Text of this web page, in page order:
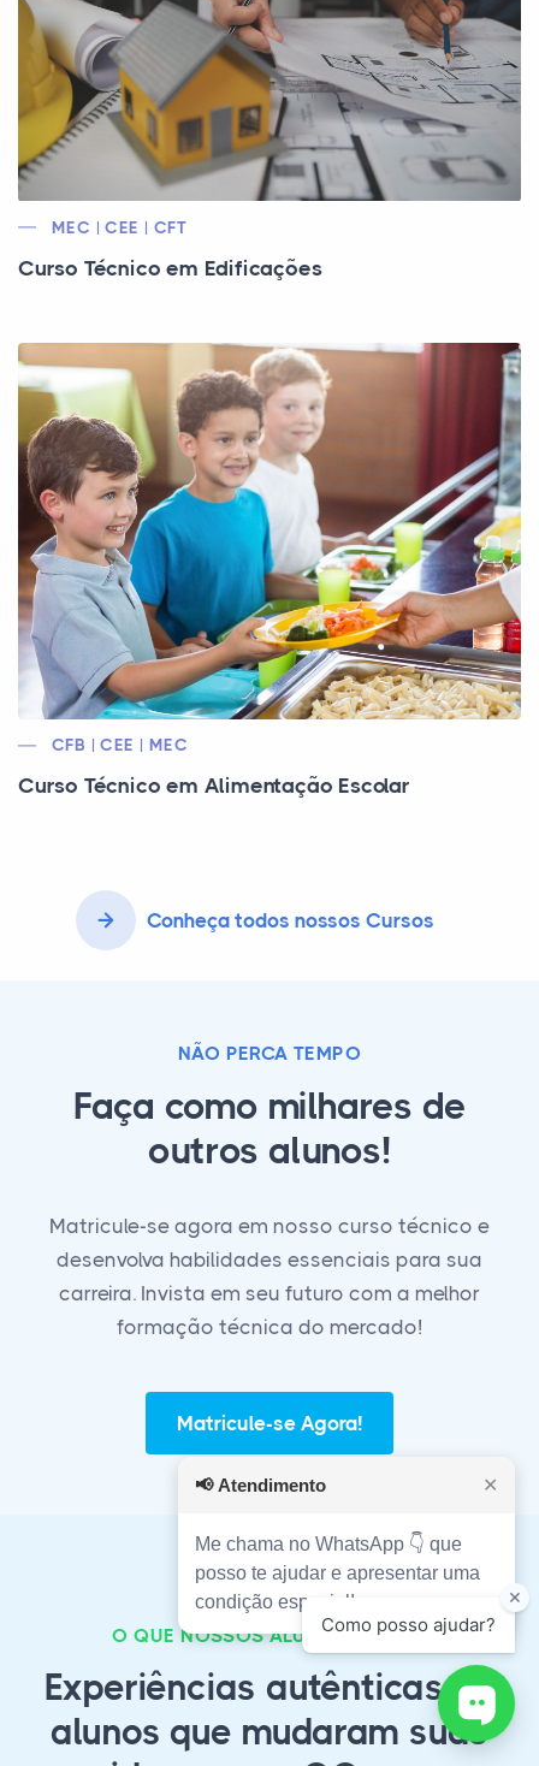
MEC | CEE | CFT
Curso Técnico em Edificações
CFB | CEE | MEC
Curso Técnico em Alimentação Escolar
Conheça todos nossos Cursos
NÃO PERCA TEMPO
Faça como milhares de
outros alunos!
Matricule-se agora em nosso curso técnico e
desenvolva habilidades essenciais para sua
carreira. Invista em seu futuro com a melhor
formação técnica do mercado!
Matricule-se Agora!
O QUE NOSSOS ALUNOS FALAM?
Experiências autênticas de
alunos que mudaram suas
📢 Atendimento ✕
Me chama no WhatsApp 👇 que
posso te ajudar e apresentar uma
condição especial!